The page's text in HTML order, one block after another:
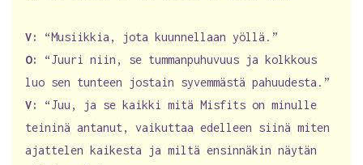
V:
“Musiikkia, jota kuunnellaan yöllä.”
O:
“Juuri niin, se tummanpuhuvuus ja kolkkous
luo sen tunteen jostain syvemmästä pahuudesta.”
V:
“Juu, ja se kaikki mitä Misfits on minulle
teininä antanut, vaikuttaa edelleen siinä miten
ajattelen kaikesta ja miltä ensinnäkin näytän